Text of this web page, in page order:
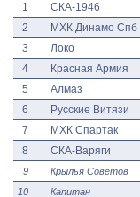
1
СКА-1946
2
МХК Динамо Спб
3
Локо
4
Красная Армия
5
Алмаз
6
Русские Витязи
7
МХК Спартак
8
СКА-Варяги
9 Крылья Советов
10
Капитан